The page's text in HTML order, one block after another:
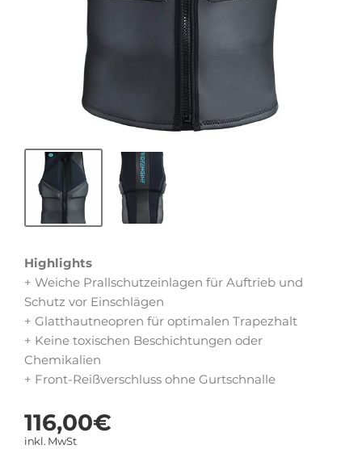
Highlights
+ Weiche Prallschutzeinlagen für Auftrieb und
Schutz vor Einschlägen
+ Glatthautneopren für optimalen Trapezhalt
+ Keine toxischen Beschichtungen oder
Chemikalien
+ Front-Reißverschluss ohne Gurtschnalle
116,00€
inkl. MwSt